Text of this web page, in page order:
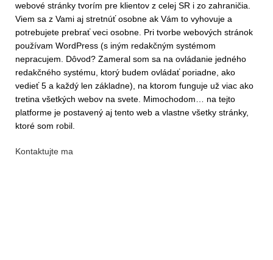
webové stránky tvorím pre klientov z celej SR i zo zahraničia.
Viem sa z Vami aj stretnúť osobne ak Vám to vyhovuje a
potrebujete prebrať veci osobne. Pri tvorbe webových stránok
používam WordPress (s iným redakčným systémom
nepracujem. Dôvod? Zameral som sa na ovládanie jedného
redakčného systému, ktorý budem ovládať poriadne, ako
vedieť 5 a každý len základne), na ktorom funguje už viac ako
tretina všetkých webov na svete. Mimochodom… na tejto
platforme je postavený aj tento web a vlastne všetky stránky,
ktoré som robil.
Kontaktujte ma